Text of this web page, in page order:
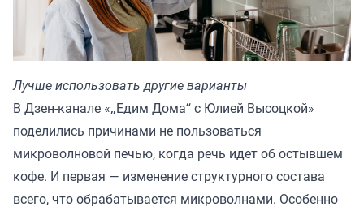
Лучше использовать другие варианты
В Дзен-канале «„Едим Дома“ с Юлией Высоцкой»
поделились причинами не пользоваться
микроволновой печью, когда речь идет об остывшем
кофе. И первая — изменение структурного состава
всего, что обрабатывается микроволнами. Особенно